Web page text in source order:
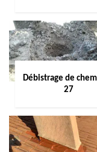
Débistrage de
27